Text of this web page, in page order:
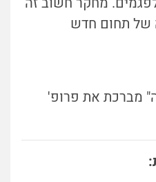
של תחום חדש
מברכת את פרופ'